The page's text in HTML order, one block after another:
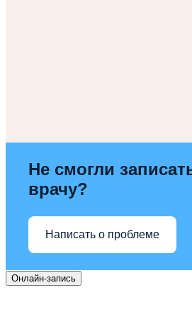
Не смогли
врачу?
Написать о проблеме
Онлайн-запись